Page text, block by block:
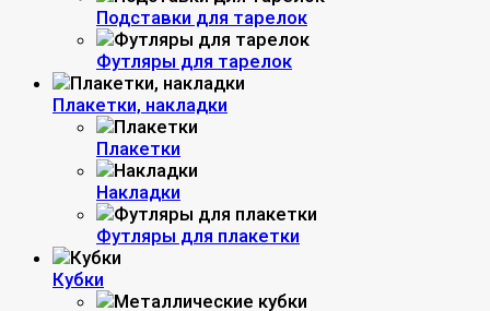
Подставки для тарелок
Футляры для тарелок
Плакетки, накладки
Плакетки
Накладки
Футляры для плакетки
Кубки